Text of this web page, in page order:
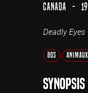
Canada
Deadly Eyes
80s
Synopsis